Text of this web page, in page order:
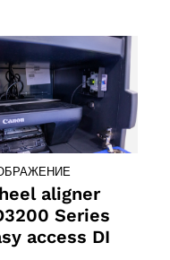
aligner
Series
access DI